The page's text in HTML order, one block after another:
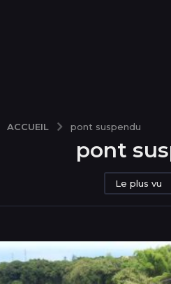
ACCUEIL pont suspendu
pont
Le plus vu